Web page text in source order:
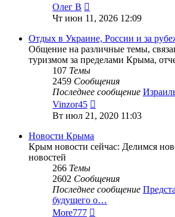
Олег В
к
последнему
сообщению
Чт июн 11, 2026 12:09
Отдых в Украине, России и за
Общение на различные темы,
туризмом за пределами Крыма,
107 Темы
2459 Сообщения
Последнее сообщение
Vinzor45
последнему
Вт июл 21, 2020 11:03
Новости Крыма
Крым новости сейчас: Делимся
новостей
266 Темы
2602 Сообщения
Последнее сообщение
будущего о…
More777